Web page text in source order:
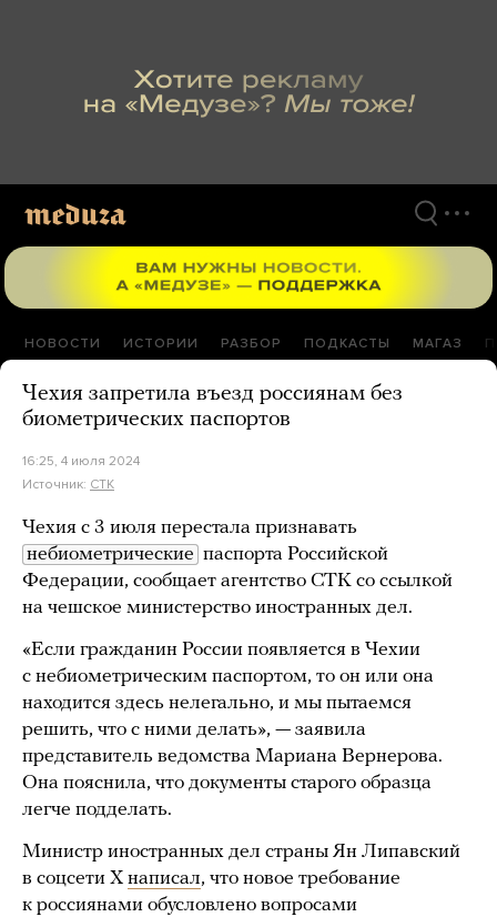
НОВОСТИ ИСТОРИИ РАЗБОР ПОДКАСТЫ МАГАЗ
Чехия запретила въезд россиянам без
биометрических паспортов
16:25, 4 июля 2024
Источник: CTK
Чехия с 3 июля перестала признавать
небиометрические паспорта Российской
Федерации, сообщает агентство CTK со ссылкой
на чешское министерство иностранных дел.
«Если гражданин России появляется в Чехии
с небиометрическим паспортом, то он или она
находится здесь нелегально, и мы пытаемся
решить, что с ними делать», — заявила
представитель ведомства Мариана Вернерова.
Она пояснила, что документы старого образца
легче подделать.
Министр иностранных дел страны Ян Липавский
в соцсети Х написал, что новое требование
к россиянами обусловлено вопросами